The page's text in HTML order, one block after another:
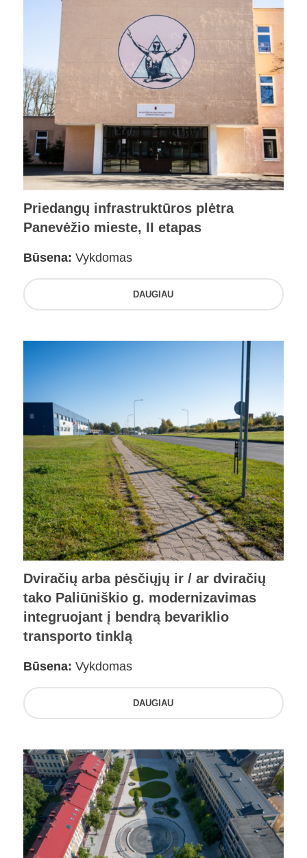
Priedangų infrastruktūros plėtra
Panevėžio mieste, II etapas
Būsena: Vykdomas
DAUGIAU
Dviračių arba pėsčiųjų ir / ar dviračių
tako Paliūniškio g. modernizavimas
integruojant į bendrą bevariklio
transporto tinklą
Būsena: Vykdomas
DAUGIAU